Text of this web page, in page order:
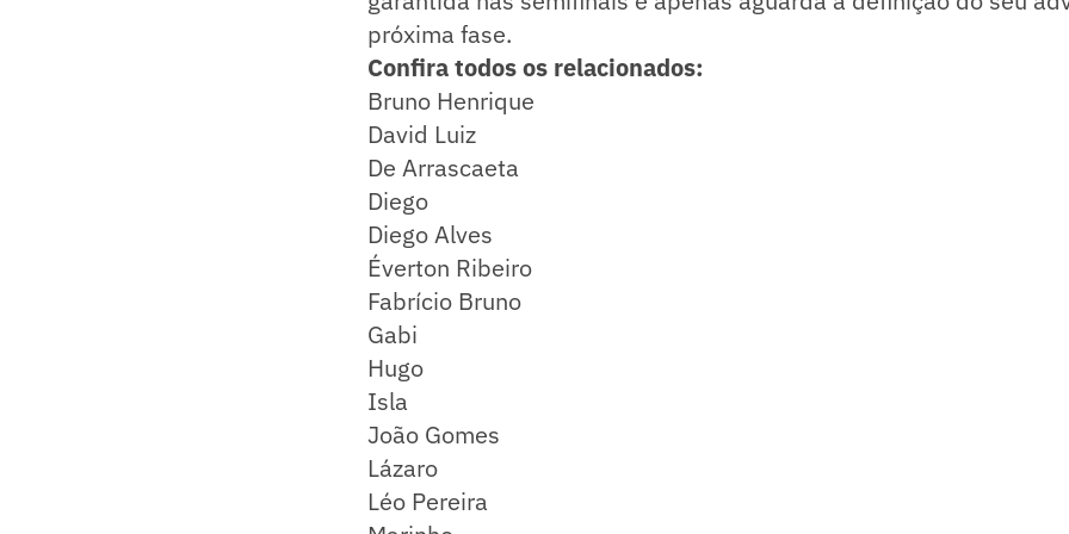
próxima fase.
Confira todos os relacionados:
Bruno Henrique
David Luiz
​De Arrascaeta
Diego
Diego Alves
​Éverton Ribeiro
Fabrício Bruno
Gabi
Hugo
Isla
​João Gomes
Lázaro
Léo Pereira